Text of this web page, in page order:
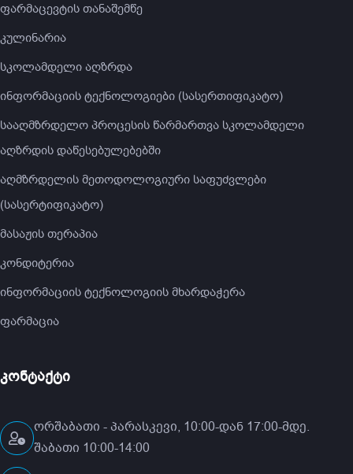
ფარმაცევტის თანაშემწე
კულინარია
სკოლამდელი აღზრდა
ინფორმაციის ტექნოლოგიები (სასერთიფიკატო)
სააღმზრდელო პროცესის წარმართვა სკოლამდელი
აღზრდის დაწესებულებებში
აღმზრდელის მეთოდოლოგიური საფუძვლები
(სასერტიფიკატო)
მასაჟის თერაპია
კონდიტერია
ინფორმაციის ტექნოლოგიის მხარდაჭერა
ფარმაცია
კონტაქტი
ორშაბათი - პარასკევი, 10:00-დან 17:00-მდე.
შაბათი 10:00-14:00